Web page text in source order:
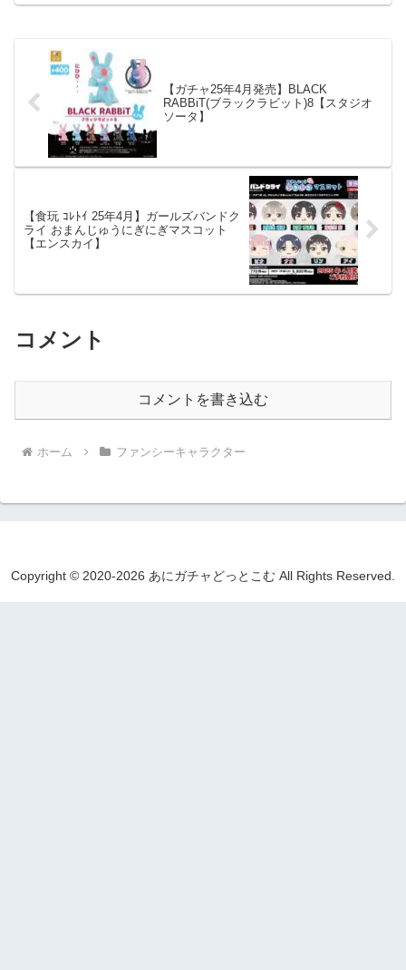
【ガチャ25年4月発売】BLACK
RABBiT(ブラックラビット)8【スタジオ
ソータ】
【食玩 ｺﾚﾄｲ 25年4月】ガールズバンドク
ライ おまんじゅうにぎにぎマスコット
【エンスカイ】
コメント
コメントを書き込む
ホーム ファンシーキャラクター
Copyright © 2020-2026 あにガチャどっとこむ All Rights Reserved.